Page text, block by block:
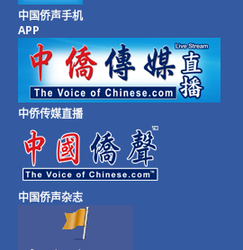
中国侨声手机
APP
中侨传媒直播
中国侨声杂志